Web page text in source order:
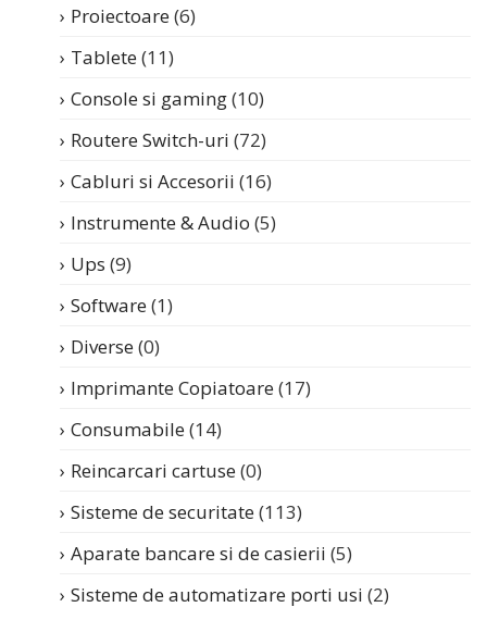
Proiectoare (6)
Tablete (11)
Console si gaming(10)
Routere Switch-uri (72)
Cabluri si Accesorii (16)
Instrumente & Audio (5)
Ups (9)
Software (1)
Diverse (0)
Imprimante Copiatoare (17)
Consumabile (14)
Reincarcari cartuse (0)
Sisteme de securitate (113)
Aparate bancare si de casierii (5)
Sisteme de automatizare porti usi (2)